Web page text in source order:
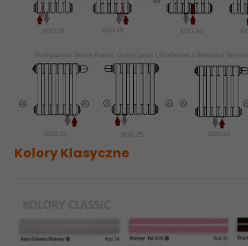
Kolory Klasyczne